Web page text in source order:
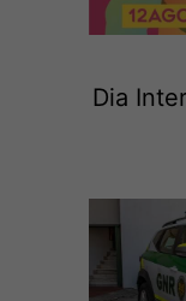
Dia